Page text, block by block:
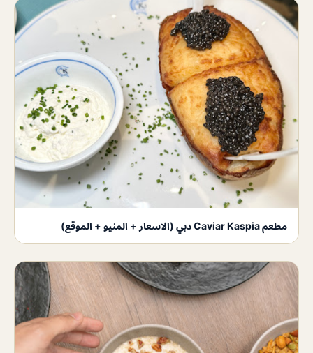
مطعم Caviar Kaspia دبي (الاسعار + المنيو + الموقع)